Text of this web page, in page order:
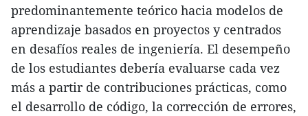
predominantemente teórico hacia modelos de
aprendizaje basados en proyectos y centrados
en desafíos reales de ingeniería. El desempeño
de los estudiantes debería evaluarse cada vez
más a partir de contribuciones prácticas, como
el desarrollo de código, la corrección de errores,